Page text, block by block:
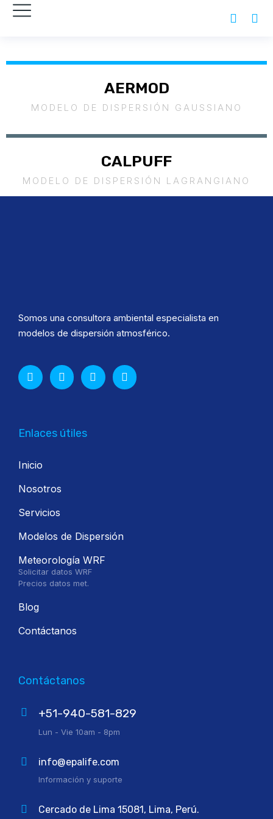
AERMOD
MODELO DE DISPERSIÓN GAUSSIANO
CALPUFF
MODELO DE DISPERSIÓN LAGRANGIANO
Somos una consultora ambiental especialista en
modelos de dispersión atmosférico.
Enlaces útiles
Inicio
Nosotros
Servicios
Modelos de Dispersión
Meteorología WRF
Solicitar datos WRF
Precios datos met.
Blog
Contáctanos
Contáctanos
+51-940-581-829
Lun - Vie 10am - 8pm
info@epalife.com
Información y suporte
Cercado de Lima 15081, Lima, Perú.